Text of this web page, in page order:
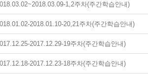
1,2주차(주간학습안내)
2018.01.10-20,21주차(주간학습안내)
2017.12.29-19주차(주간학습안내)
2017.12.23-18주차(주간학습안내)